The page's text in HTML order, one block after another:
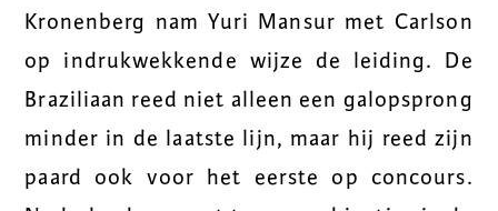
Kronenberg nam Yuri Mansur met Carlson
op indrukwekkende wijze de leiding. De
Braziliaan reed niet alleen een galopsprong
minder in de laatste lijn, maar hij reed zijn
paard ook voor het eerste op concours.